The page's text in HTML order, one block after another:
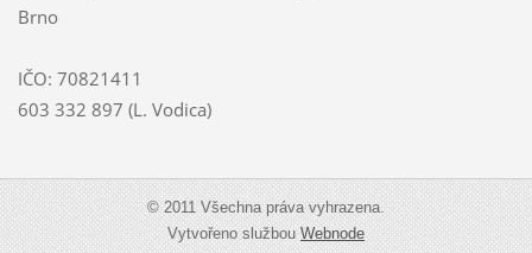
Brno
IČO: 70821411
603 332 897 (L. Vodica)
© 2011 Všechna práva vyhrazena.
Vytvořeno službouWebnode